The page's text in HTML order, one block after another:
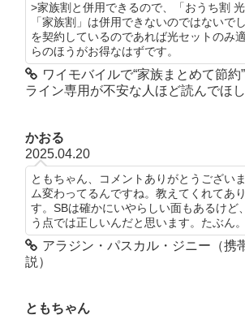
>家族割と併用できるので、「おうち割
「家族割」は併用できないのではないで
を契約しているのであれば光セットのみ
らのほうがお得なはずです。
ワイモバイルで“家族まとめて節約
ライン専用が不安な人ほど読んでほ
かおる
2025.04.20
ともちゃん、コメントありがとうござい
ム変わってるんですね。教えてくれてあ
す。SBは確かにいやらしい面もあるけど
う点では正しいんだと思います。たぶん。
アラジン・パスカル・ジニー（携
説）
ともちゃん